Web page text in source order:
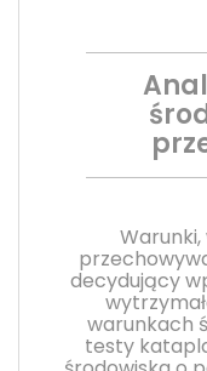
decydujący
warunkach
testy